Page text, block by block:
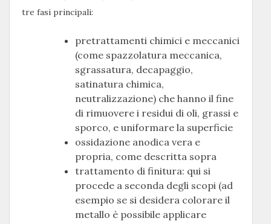
tre fasi principali:
pretrattamenti chimici e meccanici
(come spazzolatura meccanica,
sgrassatura, decapaggio,
satinatura chimica,
neutralizzazione) che hanno il fine
di rimuovere i residui di oli, grassi e
sporco, e uniformare la superficie
ossidazione anodica vera e
propria, come descritta sopra
trattamento di finitura: qui si
procede a seconda degli scopi (ad
esempio se si desidera colorare il
metallo è possibile applicare